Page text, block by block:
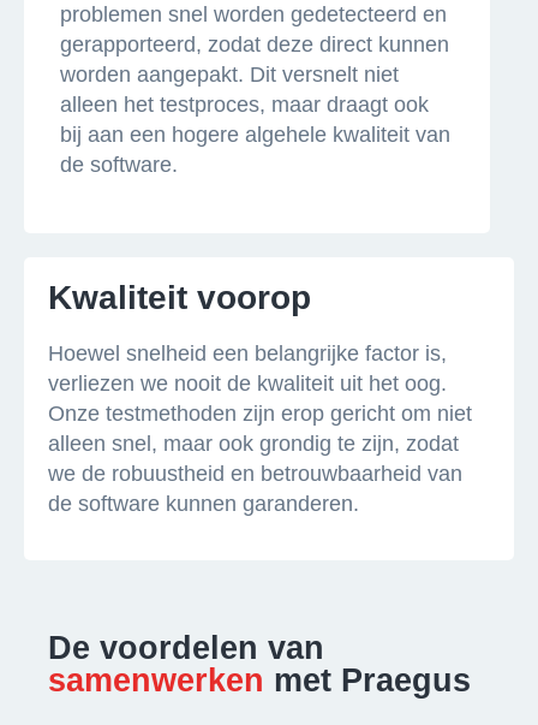
problemen snel worden gedetecteerd en
gerapporteerd, zodat deze direct kunnen
worden aangepakt. Dit versnelt niet
alleen het testproces, maar draagt ook
bij aan een hogere algehele kwaliteit van
de software.
Kwaliteit voorop
Hoewel snelheid een belangrijke factor is,
verliezen we nooit de kwaliteit uit het oog.
Onze testmethoden zijn erop gericht om niet
alleen snel, maar ook grondig te zijn, zodat
we de robuustheid en betrouwbaarheid van
de software kunnen garanderen.
De voordelen van
samenwerken met Praegus